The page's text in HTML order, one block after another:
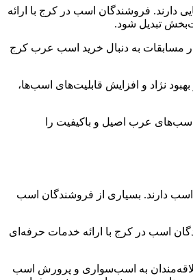
دارند. فروشندگان اسب در کرج با ارائه
تبدیل شود.
مسابقات به دنبال خرید اسب عرب کرج
نژاد و افزایش قابلیت‌های اسب‌ها،
اسب‌های عرب اصیل و باکیفیت را
دارند. بسیاری از فروشندگان اسب
اسب در کرج با ارائه خدمات حرفه‌ای
به اسب‌سواری و پرورش اسب